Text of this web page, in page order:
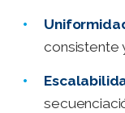
consistente